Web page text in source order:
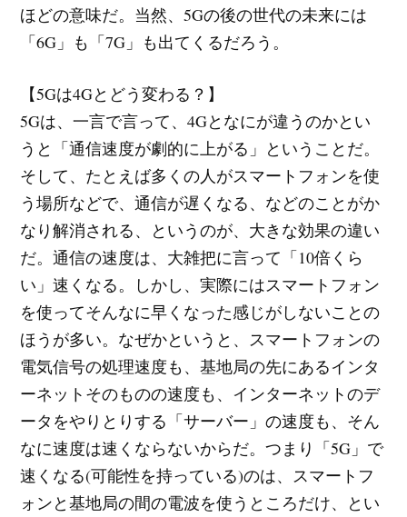
ほどの意味だ。当然、5Gの後の世代の未来には
「6G」も「7G」も出てくるだろう。
【5Gは4Gとどう変わる？】
5Gは、一言で言って、4Gとなにが違うのかとい
うと「通信速度が劇的に上がる」ということだ。
そして、たとえば多くの人がスマートフォンを使
う場所などで、通信が遅くなる、などのことがか
なり解消される、というのが、大きな効果の違い
だ。通信の速度は、大雑把に言って「10倍くら
い」速くなる。しかし、実際にはスマートフォン
を使ってそんなに早くなった感じがしないことの
ほうが多い。なぜかというと、スマートフォンの
電気信号の処理速度も、基地局の先にあるインタ
ーネットそのものの速度も、インターネットのデ
ータをやりとりする「サーバー」の速度も、そん
なに速度は速くならないからだ。つまり「5G」で
速くなる(可能性を持っている)のは、スマートフ
ォンと基地局の間の電波を使うところだけ、とい